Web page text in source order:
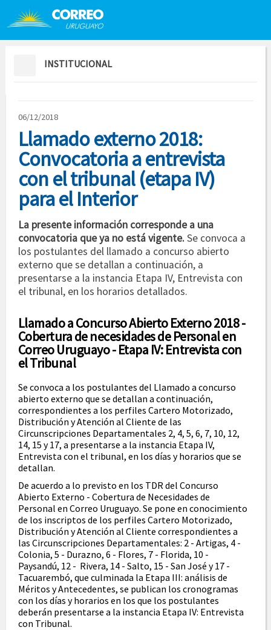
Saltar al contenido
INSTITUCIONAL
06/12/2018
Llamado externo 2018:
Convocatoria a entrevista
con el tribunal (etapa IV)
para el Interior
La presente información corresponde a una
convocatoria que ya no está vigente.Se convoca a
los postulantes del llamado a concurso abierto
externo que se detallan a continuación, a
presentarse a la instancia Etapa IV, Entrevista con
el tribunal, en los horarios detallados.
Llamado a Concurso Abierto Externo 2018 -
Cobertura de necesidades de Personal en
Correo Uruguayo - Etapa IV: Entrevista con
el Tribunal
Se convoca a los postulantes del Llamado a concurso
abierto externo que se detallan a continuación,
correspondientes a los perfiles Cartero Motorizado,
Distribución y Atención al Cliente de las
Circunscripciones Departamentales 2, 4, 5, 6, 7, 10, 12,
14, 15 y 17, a presentarse a la instancia Etapa IV,
Entrevista con el tribunal, en los días y horarios que se
detallan.
De acuerdo a lo previsto en los TDR del Concurso
Abierto Externo - Cobertura de Necesidades de
Personal en Correo Uruguayo. Se pone en conocimiento
de los inscriptos de los perfiles Cartero Motorizado,
Distribución y Atención al Cliente correspondientes a
las Circunscripciones Departamentales: 2 - Artigas, 4 -
Colonia, 5 - Durazno, 6 - Flores, 7 - Florida, 10 -
Paysandú, 12 - Rivera, 14 - Salto, 15 - San José y 17 -
Tacuarembó, que culminada la Etapa III: análisis de
Méritos y Antecedentes, se publican los cronogramas
con los días y horarios en los que los postulantes
deberán presentarse a la instancia Etapa IV: Entrevista
con Tribunal.